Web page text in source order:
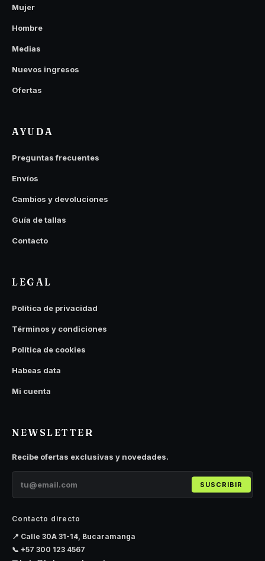
Mujer
Hombre
Medias
Nuevos ingresos
Ofertas
AYUDA
Preguntas frecuentes
Envíos
Cambios y devoluciones
Guía de tallas
Contacto
LEGAL
Política de privacidad
Términos y condiciones
Política de cookies
Habeas data
Mi cuenta
NEWSLETTER
Recibe ofertas exclusivas y novedades.
SUSCRIBIR
Contacto directo
📍 Calle 30A 31-14, Bucaramanga
📞 +57 300 123 4567